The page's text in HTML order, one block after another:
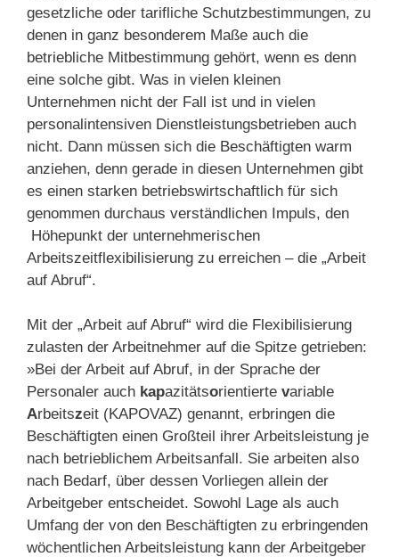
gesetzliche oder tarifliche Schutzbestimmungen, zu
denen in ganz besonderem Maße auch die
betriebliche Mitbestimmung gehört, wenn es denn
eine solche gibt. Was in vielen kleinen
Unternehmen nicht der Fall ist und in vielen
personalintensiven Dienstleistungsbetrieben auch
nicht. Dann müssen sich die Beschäftigten warm
anziehen, denn gerade in diesen Unternehmen gibt
es einen starken betriebswirtschaftlich für sich
genommen durchaus verständlichen Impuls, den
Höhepunkt der unternehmerischen
Arbeitszeitflexibilisierung zu erreichen – die „Arbeit
auf Abruf“.
Mit der „Arbeit auf Abruf“ wird die Flexibilisierung
zulasten der Arbeitnehmer auf die Spitze getrieben:
»Bei der Arbeit auf Abruf, in der Sprache der
Personaler auch kapazitätsorientierte variable
Arbeitszeit (KAPOVAZ) genannt, erbringen die
Beschäftigten einen Großteil ihrer Arbeitsleistung je
nach betrieblichem Arbeitsanfall. Sie arbeiten also
nach Bedarf, über dessen Vorliegen allein der
Arbeitgeber entscheidet. Sowohl Lage als auch
Umfang der von den Beschäftigten zu erbringenden
wöchentlichen Arbeitsleistung kann der Arbeitgeber